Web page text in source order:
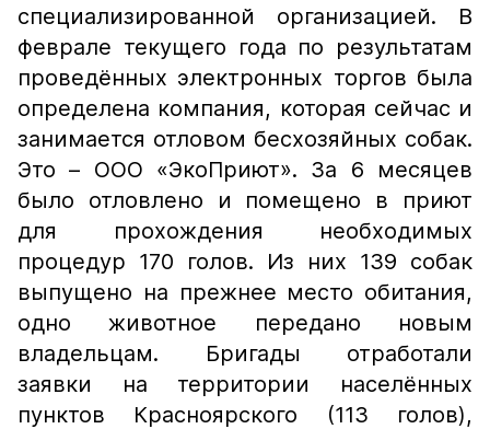
специализированной организацией. В
феврале текущего года по результатам
проведённых электронных торгов была
определена компания, которая сейчас и
занимается отловом бесхозяйных собак.
Это – ООО «ЭкоПриют». За 6 месяцев
было отловлено и помещено в приют
для прохождения необходимых
процедур 170 голов. Из них 139 собак
выпущено на прежнее место обитания,
одно животное передано новым
владельцам. Бригады отработали
заявки на территории населённых
пунктов Красноярского (113 голов),